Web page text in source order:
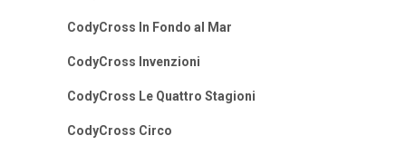
CodyCross In Fondo al Mar
CodyCross Invenzioni
CodyCross Le Quattro Stagioni
CodyCross Circo